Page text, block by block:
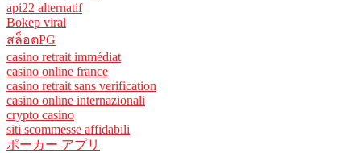
api22 alternatif
Bokep viral
สล็อตPG
casino retrait immédiat
casino online france
casino retrait sans verification
casino online internazionali
crypto casino
siti scommesse affidabili
ポーカー アプリ